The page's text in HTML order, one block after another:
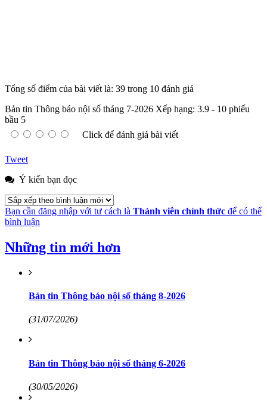
Tổng số điểm của bài viết là: 39 trong 10 đánh giá
Bản tin Thông báo nội số tháng 7-2026 Xếp hạng: 3.9 - 10 phiếu
bầu 5
Click để đánh giá bài viết
Tweet
Ý kiến bạn đọc
Bạn cần đăng nhập với tư cách là Thành viên chính thức để có thể
bình luận
Những tin mới hơn
Bản tin Thông báo nội số tháng 8-2026
(31/07/2026)
Bản tin Thông báo nội số tháng 6-2026
(30/05/2026)